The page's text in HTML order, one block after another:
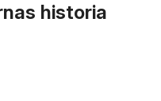
historia